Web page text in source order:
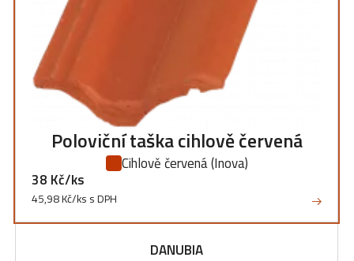
Poloviční taška cihlově červená
Cihlově červená(Inova)
38 Kč/ks
45,98 Kč/ks s DPH
DANUBIA